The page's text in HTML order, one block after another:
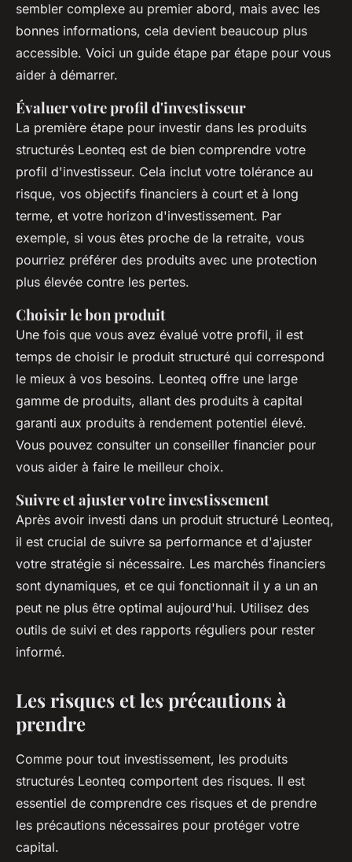
sembler complexe au premier abord, mais avec les
bonnes informations, cela devient beaucoup plus
accessible. Voici un guide étape par étape pour vous
aider à démarrer.
Évaluer votre profil d'investisseur
La première étape pour investir dans les produits
structurés Leonteq est de bien comprendre votre
profil d'investisseur. Cela inclut votre tolérance au
risque, vos objectifs financiers à court et à long
terme, et votre horizon d'investissement. Par
exemple, si vous êtes proche de la retraite, vous
pourriez préférer des produits avec une protection
plus élevée contre les pertes.
Choisir le bon produit
Une fois que vous avez évalué votre profil, il est
temps de choisir le produit structuré qui correspond
le mieux à vos besoins. Leonteq offre une large
gamme de produits, allant des produits à capital
garanti aux produits à rendement potentiel élevé.
Vous pouvez consulter un conseiller financier pour
vous aider à faire le meilleur choix.
Suivre et ajuster votre investissement
Après avoir investi dans un produit structuré Leonteq,
il est crucial de suivre sa performance et d'ajuster
votre stratégie si nécessaire. Les marchés financiers
sont dynamiques, et ce qui fonctionnait il y a un an
peut ne plus être optimal aujourd'hui. Utilisez des
outils de suivi et des rapports réguliers pour rester
informé.
Les risques et les précautions à
prendre
Comme pour tout investissement, les produits
structurés Leonteq comportent des risques. Il est
essentiel de comprendre ces risques et de prendre
les précautions nécessaires pour protéger votre
capital.